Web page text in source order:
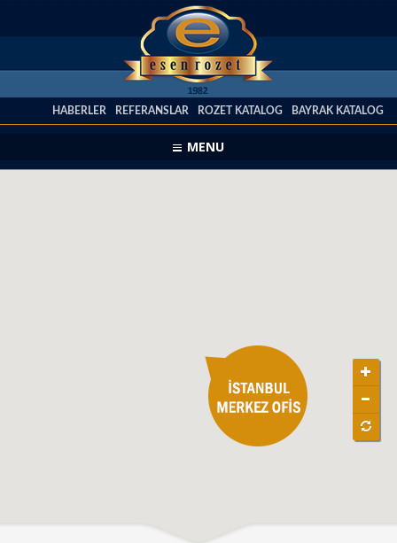
HABERLER REFERANSLAR ROZET KATALOG BAYRAK KATALOG
MENU